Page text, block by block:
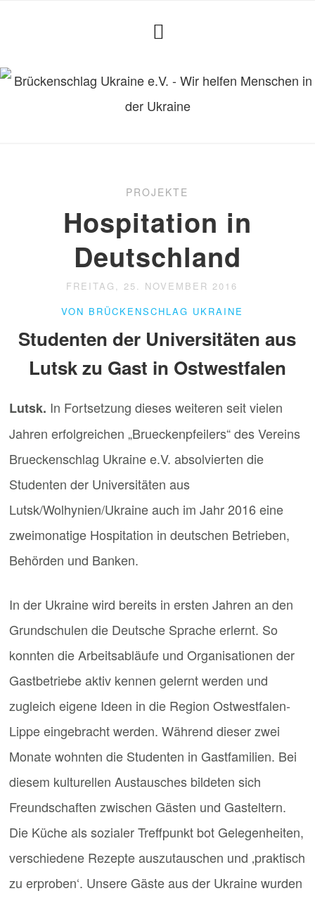
PROJEKTE
Hospitation in
Deutschland
FREITAG, 25. NOVEMBER 2016
VON BRÜCKENSCHLAG UKRAINE
Studenten der Universitäten aus
Lutsk zu Gast in Ostwestfalen
Lutsk. In Fortsetzung dieses weiteren seit vielen
Jahren erfolgreichen „Brueckenpfeilers“ des Vereins
Brueckenschlag Ukraine e.V. absolvierten die
Studenten der Universitäten aus
Lutsk/Wolhynien/Ukraine auch im Jahr 2016 eine
zweimonatige Hospitation in deutschen Betrieben,
Behörden und Banken.
In der Ukraine wird bereits in ersten Jahren an den
Grundschulen die Deutsche Sprache erlernt. So
konnten die Arbeitsabläufe und Organisationen der
Gastbetriebe aktiv kennen gelernt werden und
zugleich eigene Ideen in die Region Ostwestfalen-
Lippe eingebracht werden. Während dieser zwei
Monate wohnten die Studenten in Gastfamilien. Bei
diesem kulturellen Austausches bildeten sich
Freundschaften zwischen Gästen und Gasteltern.
Die Küche als sozialer Treffpunkt bot Gelegenheiten,
verschiedene Rezepte auszutauschen und ‚praktisch
zu erproben‘. Unsere Gäste aus der Ukraine wurden